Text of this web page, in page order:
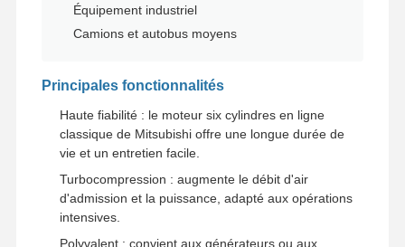
Accueil Produits
Le Spectacle
VR
À Propos De
Nous
Équipement industriel
Camions et autobus moyens
Principales fonctionnalités
Haute fiabilité : le moteur six cylindres en ligne
classique de Mitsubishi offre une longue durée de
vie et un entretien facile.
Turbocompression : augmente le débit d'air
d'admission et la puissance, adapté aux opérations
intensives.
Polyvalent : convient aux générateurs ou aux